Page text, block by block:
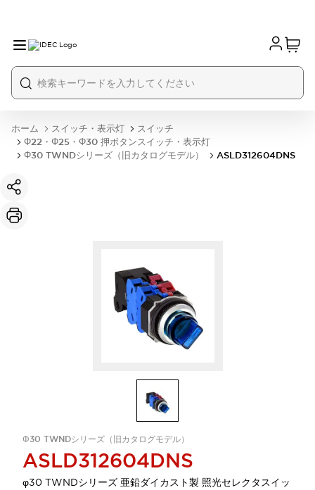
ホーム スイッチ・表示灯
スイッチ
Φ22・Φ25・Φ30 押ボタンスイッチ・表示灯
Φ30 TWNDシリーズ（旧カタログモデル）
ASLD312604DNS
Φ30 TWNDシリーズ（旧カタログモデル）
ASLD312604DNS
φ30 TWNDシリーズ 亜鉛ダイカスト製 照光セレクタスイッ